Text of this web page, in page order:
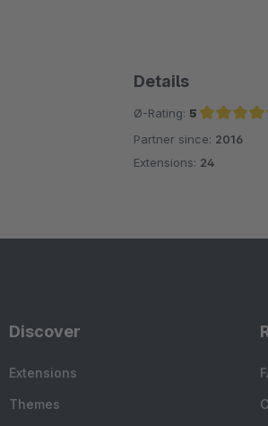
Details
Ø-Rating: 5
Average rating of 5 out of 5
Partner since: 2016
Extensions: 24
Discover
Extensions
Themes